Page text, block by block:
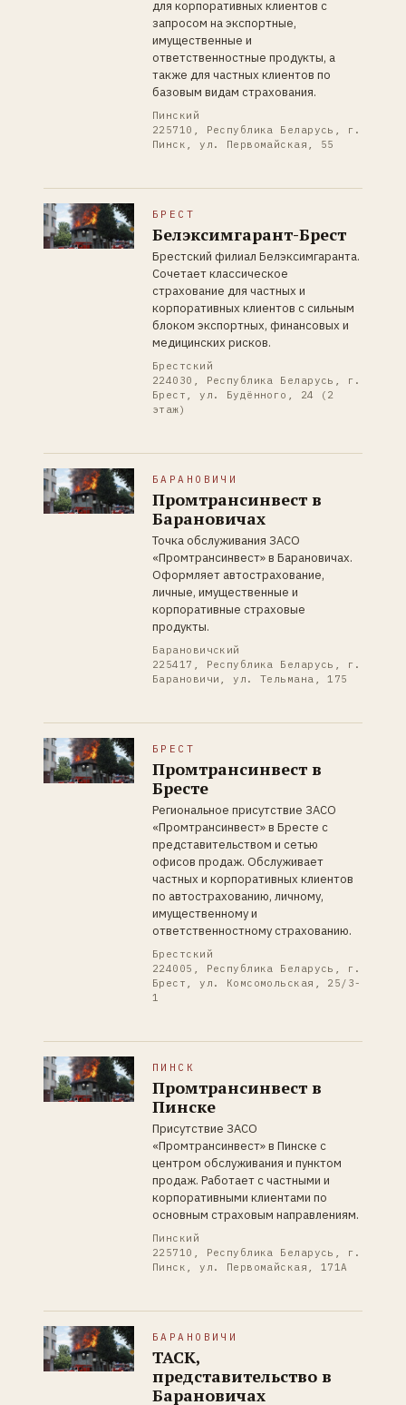
для корпоративных клиентов с
запросом на экспортные,
имущественные и
ответственностные продукты, а
также для частных клиентов по
базовым видам страхования.
Пинский
225710, Республика Беларусь, г.
Пинск, ул. Первомайская, 55
БРЕСТ
Белэксимгарант-Брест
Брестский филиал Белэксимгаранта.
Сочетает классическое
страхование для частных и
корпоративных клиентов с сильным
блоком экспортных, финансовых и
медицинских рисков.
Брестский
224030, Республика Беларусь, г.
Брест, ул. Будённого, 24 (2
этаж)
БАРАНОВИЧИ
Промтрансинвест в
Барановичах
Точка обслуживания ЗАСО
«Промтрансинвест» в Барановичах.
Оформляет автострахование,
личные, имущественные и
корпоративные страховые
продукты.
Барановичский
225417, Республика Беларусь, г.
Барановичи, ул. Тельмана, 175
БРЕСТ
Промтрансинвест в
Бресте
Региональное присутствие ЗАСО
«Промтрансинвест» в Бресте с
представительством и сетью
офисов продаж. Обслуживает
частных и корпоративных клиентов
по автострахованию, личному,
имущественному и
ответственностному страхованию.
Брестский
224005, Республика Беларусь, г.
Брест, ул. Комсомольская, 25/3-
1
ПИНСК
Промтрансинвест в
Пинске
Присутствие ЗАСО
«Промтрансинвест» в Пинске с
центром обслуживания и пунктом
продаж. Работает с частными и
корпоративными клиентами по
основным страховым направлениям.
Пинский
225710, Республика Беларусь, г.
Пинск, ул. Первомайская, 171А
БАРАНОВИЧИ
ТАСК,
представительство в
Барановичах